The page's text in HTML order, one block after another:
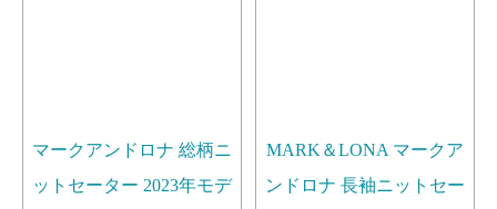
マークアンドロナ 総柄ニ
ットセーター 2023年モデ
MARK＆LONA マークア
ンドロナ 長袖ニットセー